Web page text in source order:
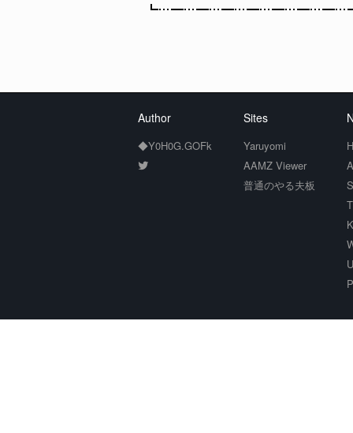
Author
◆Y0H0G.GOFk
Sites
Yaruyomi
AAMZ Viewer
普通のやる夫板